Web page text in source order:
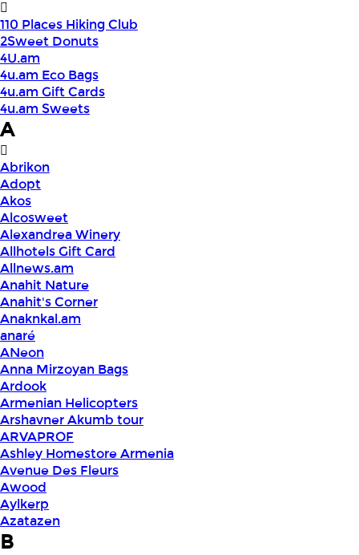
110 Places Hiking Club
2Sweet Donuts
4U.am
4u.am Eco Bags
4u.am Gift Cards
4u.am Sweets
A
Abrikon
Adopt
Akos
Alcosweet
Alexandrea Winery
Allhotels Gift Card
Allnews.am
Anahit Nature
Anahit's Corner
Anaknkal.am
anaré
ANeon
Anna Mirzoyan Bags
Ardook
Armenian Helicopters
Arshavner Akumb tour
ARVAPROF
Ashley Homestore Armenia
Avenue Des Fleurs
Awood
Aylkerp
Azatazen
B